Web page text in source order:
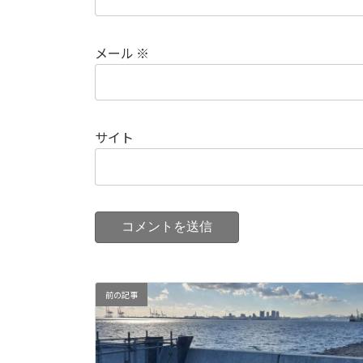
メール ※
サイト
前の記事